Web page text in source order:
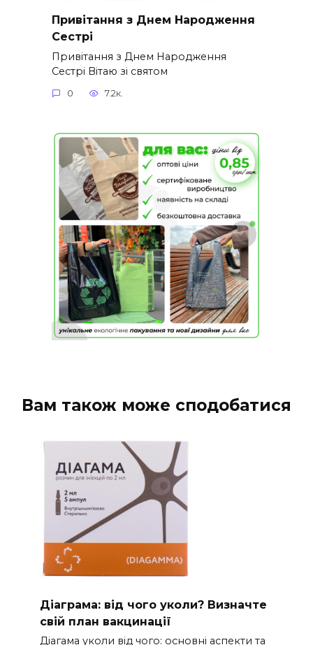
Привітання з Днем Народження
Сестрі
Привітання з Днем Народження
Сестрі Вітаю зі святом
0 7.2к.
Вам також може сподобатися
Діаграма: від чого уколи? Визначте
свій план вакцинації
Діагама уколи від чого: основні аспекти та